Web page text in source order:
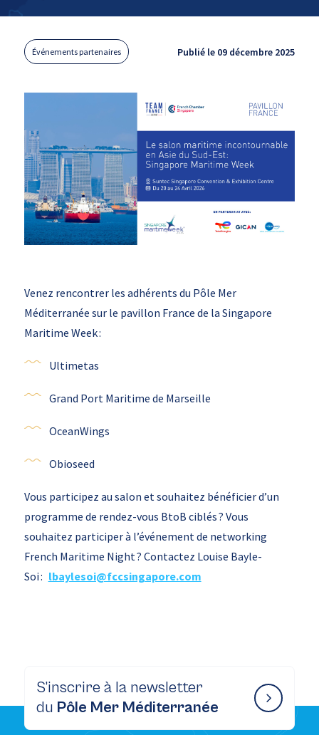
Événements partenaires Publié le 09 décembre 2025
Venez rencontrer les adhérents du Pôle Mer
Méditerranée sur le pavillon France de la Singapore
Maritime Week :
Ultimetas
Grand Port Maritime de Marseille
OceanWings
Obioseed
Vous participez au salon et souhaitez bénéficier d’un
programme de rendez-vous BtoB ciblés ? Vous
souhaitez participer à l’événement de networking
French Maritime Night ? Contactez Louise Bayle-
Soi : lbaylesoi@fccsingapore.com
S’inscrire à la newsletter
du Pôle Mer Méditerranée